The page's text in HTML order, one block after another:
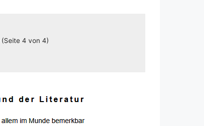
(Sei­te 4 von 4)